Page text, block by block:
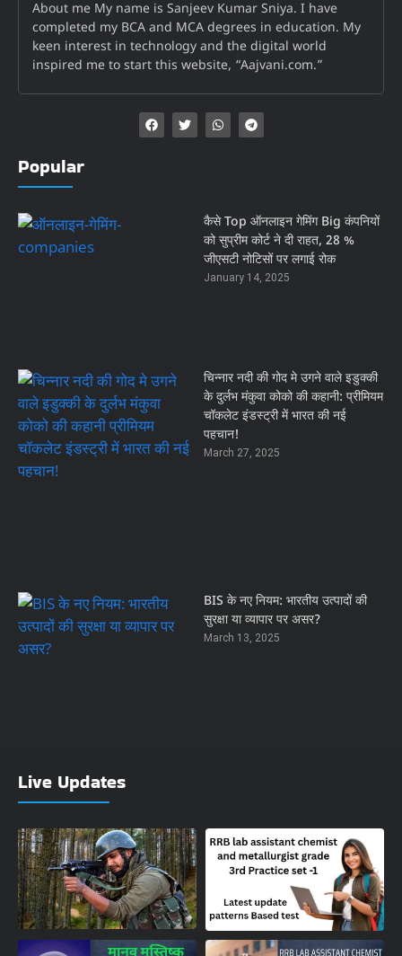
About me My name is Sanjeev Kumar Sniya. I have
completed my BCA and MCA degrees in education. My
keen interest in technology and the digital world
inspired me to start this website, “Aajvani.com.”
Popular
कैसे Top ऑनलाइन गेमिंग Big कंपनियों
को सुप्रीम कोर्ट ने दी राहत, 28 %
जीएसटी नोटिसों पर लगाई रोक
January 14, 2025
चिन्नार नदी की गोद मे उगने वाले इडुक्की
के दुर्लभ मंकुवा कोको की कहानी: प्रीमियम
चॉकलेट इंडस्ट्री में भारत की नई
पहचान!
March 27, 2025
BIS के नए नियम: भारतीय उत्पादों की
सुरक्षा या व्यापार पर असर?
March 13, 2025
Live Updates